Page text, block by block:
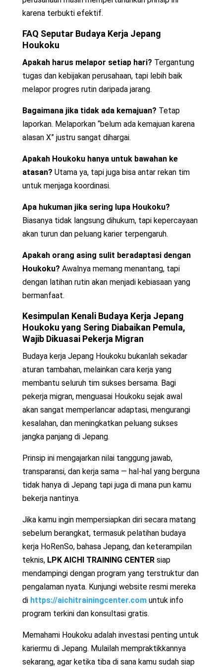
karena terbukti efektif.
FAQ Seputar Budaya Kerja Jepang
Houkoku
Apakah harus melapor setiap hari? Tergantung
tugas dan kebijakan perusahaan, tapi lebih baik
melapor progres rutin daripada jarang.
Bagaimana jika tidak ada kemajuan? Tetap
laporkan. Melaporkan “belum ada kemajuan karena
alasan X” justru sangat dihargai.
Apakah Houkoku hanya untuk bawahan ke
atasan? Utama ya, tapi juga bisa antar rekan tim
untuk menjaga koordinasi.
Apa hukuman jika sering lupa Houkoku?
Biasanya tidak langsung dihukum, tapi kepercayaan
akan turun dan peluang karier terpengaruh.
Apakah orang asing sulit beradaptasi dengan
Houkoku? Awalnya memang menantang, tapi
dengan latihan rutin akan menjadi kebiasaan yang
bermanfaat.
Kesimpulan Kenali Budaya Kerja Jepang
Houkoku yang Sering Diabaikan Pemula,
Wajib Dikuasai Pekerja Migran
Budaya kerja Jepang Houkoku bukanlah sekadar
aturan tambahan, melainkan cara kerja yang
membantu seluruh tim sukses bersama. Bagi
pekerja migran, menguasai Houkoku sejak awal
akan sangat memperlancar adaptasi, mengurangi
kesalahan, dan meningkatkan peluang sukses
jangka panjang di Jepang.
Prinsip ini mengajarkan nilai tanggung jawab,
transparansi, dan kerja sama — hal-hal yang berguna
tidak hanya di Jepang tapi juga di mana pun kamu
bekerja nantinya.
Jika kamu ingin mempersiapkan diri secara matang
sebelum berangkat, termasuk pelatihan budaya
kerja HoRenSo, bahasa Jepang, dan keterampilan
teknis, LPK AICHI TRAINING CENTERsiap
mendampingi dengan program yang terstruktur dan
pengalaman nyata. Kunjungi website resmi mereka
di https://aichitrainingcenter.comuntuk info
program terkini dan konsultasi gratis.
Memahami Houkoku adalah investasi penting untuk
kariermu di Jepang. Mulailah mempraktikkannya
sekarang, agar ketika tiba di sana kamu sudah siap